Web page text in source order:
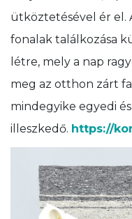
ütköztetésével ér el.
fonalak találkozása
létre, mely a nap
meg az otthon zárt
mindegyike egyedi
illeszkedő. https://